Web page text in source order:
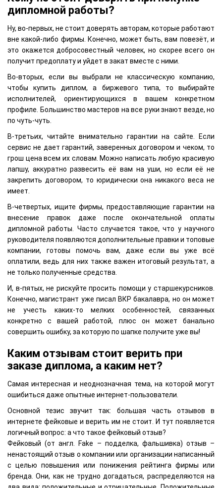
дипломной работы?
Ну, во-первых, не стоит доверять авторам, которые работают
вне какой-либо фирмы. Конечно, может быть, вам повезёт, и
это окажется добросовестный человек, но скорее всего он
получит предоплату и уйдет в закат вместе с ними.
Во-вторых, если вы выбрали не классическую компанию,
чтобы купить диплом, а биржевого типа, то выбирайте
исполнителей, ориентирующихся в вашем конкретном
профиле. Большинство мастеров на все руки знают везде, но
по чуть-чуть.
В-третьих, читайте внимательно гарантии на сайте. Если
сервис не дает гарантий, заверенных договором и чеком, то
грош цена всем их словам. Можно написать любую красивую
лапшу, аккуратно развесить её вам на уши, но если её не
закрепить договором, то юридически она никакого веса не
имеет.
В-четвертых, ищите фирмы, предоставляющие гарантии на
внесение правок даже после окончательной оплаты
дипломной работы. Часто случается такое, что у научного
руководителя появляются дополнительные правки и топовые
компании, готовы помочь вам, даже если вы уже всё
оплатили, ведь для них также важен итоговый результат, а
не только полученные средства.
И, в-пятых, не рискуйте просить помощи у старшекурсников.
Конечно, магистрант уже писал ВКР бакалавра, но он может
не учесть каких-то мелких особенностей, связанных
конкретно с вашей работой, плюс он может банально
совершить ошибку, за которую по шапке получите уже вы!
Каким отзывам стоит верить при
заказе диплома, а каким нет?
Самая интересная и неоднозначная тема, на которой могут
ошибиться даже опытные интернет-пользователи.
Основной тезис звучит так: большая часть отзывов в
интернете фейковые и верить им не стоит. И тут появляется
логичный вопрос: а что такое фейковый отзыв?
Фейковый (от англ. Fake – подделка, фальшивка) отзыв –
ненастоящий отзыв о компании или организации написанный
с целью повышения или понижения рейтинга фирмы или
бренда. Они, как не трудно догадаться, распределяются на